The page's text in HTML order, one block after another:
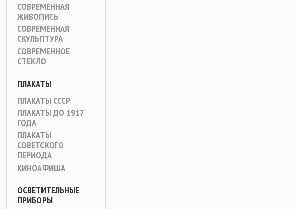
СОВРЕМЕННАЯ
ЖИВОПИСЬ
СОВРЕМЕННАЯ
СКУЛЬПТУРА
СОВРЕМЕННОЕ
СТЕКЛО
ПЛАКАТЫ
ПЛАКАТЫ СССР
ПЛАКАТЫ ДО 1917
ГОДА
ПЛАКАТЫ
СОВЕТСКОГО
ПЕРИОДА
КИНОАФИША
ОСВЕТИТЕЛЬНЫЕ
ПРИБОРЫ